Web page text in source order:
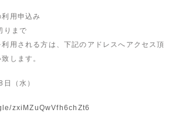
用申込み
まで
される方は、下記のアドレスへアクセス頂
します。
（水）
zxiMZuQwVfh6chZt6